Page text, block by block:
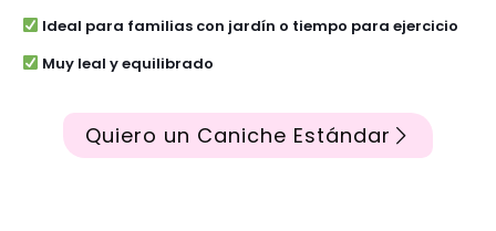
Ideal para familias con jardín o tiempo para ejercicio
Muy leal y equilibrado
Quiero un Caniche Estándar